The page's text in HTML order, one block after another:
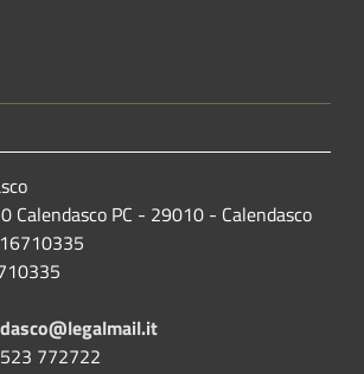
Calendasco PC - 29010 - Calendasco
772722